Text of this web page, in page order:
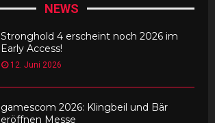
NEWS
Stronghold 4 erscheint noch 2026 im
Early Access!
12. Juni 2026
gamescom 2026: Klingbeil und Bär
eröffnen Messe